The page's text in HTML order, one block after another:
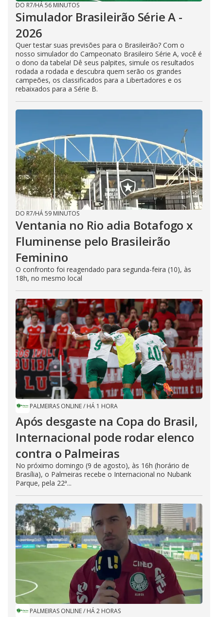
DO R7/HÁ 56 MINUTOS
Simulador Brasileirão Série A -
2026
Quer testar suas previsões para o Brasileirão? Com o
nosso simulador do Campeonato Brasileiro Série A, você é
o dono da tabela! Dê seus palpites, simule os resultados
rodada a rodada e descubra quem serão os grandes
campeões, os classificados para a Libertadores e os
rebaixados para a Série B.
DO R7/HÁ 59 MINUTOS
Ventania no Rio adia Botafogo x
Fluminense pelo Brasileirão
Feminino
O confronto foi reagendado para segunda-feira (10), às
18h, no mesmo local
PALMEIRAS ONLINE/ HÁ 1 HORA
Após desgaste na Copa do Brasil,
Internacional pode rodar elenco
contra o Palmeiras
No próximo domingo (9 de agosto), às 16h (horário de
Brasília), o Palmeiras recebe o Internacional no Nubank
Parque, pela 22ª...
PALMEIRAS ONLINE/ HÁ 2 HORAS